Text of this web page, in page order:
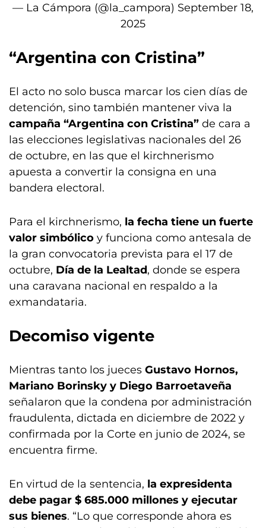
— La Cámpora (@la_campora) September 18,
2025
“Argentina con Cristina”
El acto no solo busca marcar los cien días de
detención, sino también mantener viva la
campaña “Argentina con Cristina” de cara a
las elecciones legislativas nacionales del 26
de octubre, en las que el kirchnerismo
apuesta a convertir la consigna en una
bandera electoral.
Para el kirchnerismo, la fecha tiene un fuerte
valor simbólico y funciona como antesala de
la gran convocatoria prevista para el 17 de
octubre, Día de la Lealtad, donde se espera
una caravana nacional en respaldo a la
exmandataria.
Decomiso vigente
Mientras tanto los jueces Gustavo Hornos,
Mariano Borinsky y Diego Barroetaveña
señalaron que la condena por administración
fraudulenta, dictada en diciembre de 2022 y
confirmada por la Corte en junio de 2024, se
encuentra firme.
En virtud de la sentencia, la expresidenta
debe pagar $ 685.000 millones y ejecutar
sus bienes. “Lo que corresponde ahora es